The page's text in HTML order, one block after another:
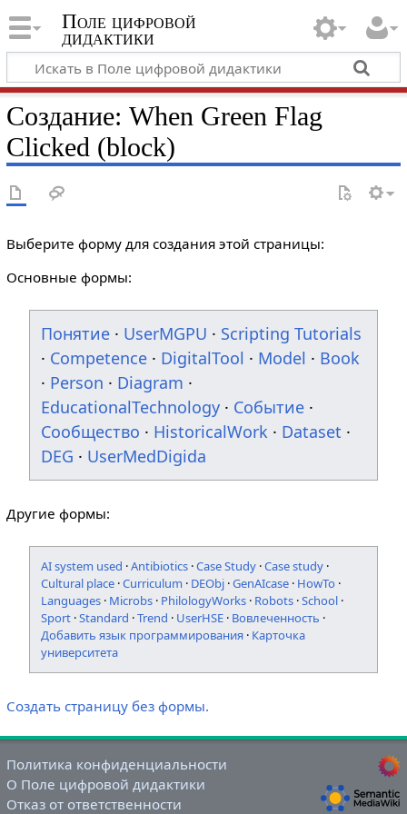
Поле цифровой
дидактики
Создание: When Green Flag
Clicked (block)
Выберите форму для создания этой страницы:
Основные формы:
Понятие · UserMGPU · Scripting Tutorials
· Competence · DigitalTool · Model · Book
· Person · Diagram ·
EducationalTechnology · Событие ·
Сообщество · HistoricalWork · Dataset ·
DEG · UserMedDigida
Другие формы:
AI system used ·Antibiotics ·Case Study ·Case study ·
Cultural place ·Curriculum · DEObj ·GenAIcase · HowTo ·
Languages · Microbs · PhilologyWorks · Robots ·School ·
Sport ·Standard ·Trend · UserHSE · Вовлеченность ·
Добавить язык программирования · Карточка
университета
Создать страницу без формы.
Политика конфиденциальности
О Поле цифровой дидактики
Отказ от ответственности